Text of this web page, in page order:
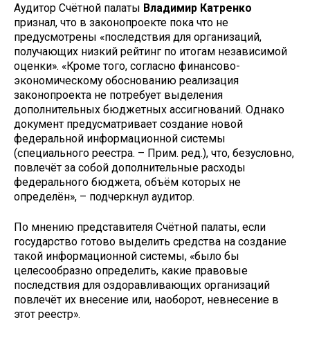
Аудитор Счётной палаты Владимир Катренко
признал, что в законопроекте пока что не
предусмотрены «последствия для организаций,
получающих низкий рейтинг по итогам независимой
оценки». «Кроме того, согласно финансово-
экономическому обоснованию реализация
законопроекта не потребует выделения
дополнительных бюджетных ассигнований. Однако
документ предусматривает создание новой
федеральной информационной системы
(специального реестра. – Прим. ред.), что, безусловно,
повлечёт за собой дополнительные расходы
федерального бюджета, объём которых не
определён», – подчеркнул аудитор.
По мнению представителя Счётной палаты, если
государство готово выделить средства на создание
такой информационной системы, «было бы
целесообразно определить, какие правовые
последствия для оздоравливающих организаций
повлечёт их внесение или, наоборот, невнесение в
этот реестр».